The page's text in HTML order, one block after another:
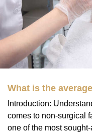
What is the
Introduction:
comes to non-surgical
one of the most